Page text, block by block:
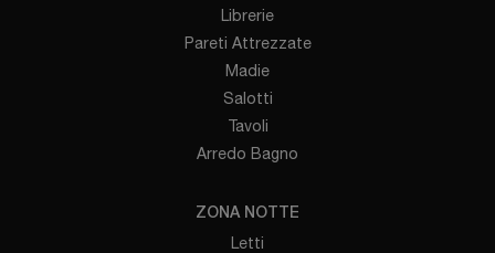
Librerie
Pareti Attrezzate
Madie
Salotti
Tavoli
Arredo Bagno
ZONA NOTTE
Letti